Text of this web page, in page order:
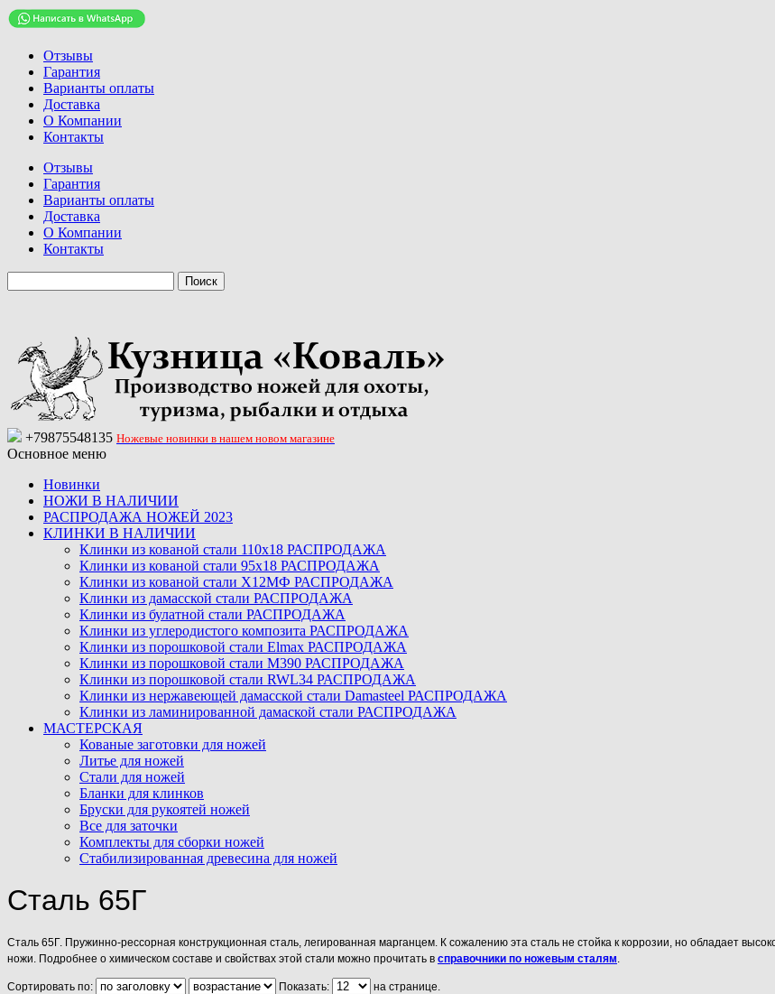
Отзывы
Гарантия
Варианты оплаты
Доставка
О Компании
Контакты
Отзывы
Гарантия
Варианты оплаты
Доставка
О Компании
Контакты
+79875548135 Ножевые новинки в нашем новом магазине
Основное меню
Новинки
НОЖИ В НАЛИЧИИ
РАСПРОДАЖА НОЖЕЙ 2023
КЛИНКИ В НАЛИЧИИ
Клинки из кованой стали 110х18 РАСПРОДАЖА
Клинки из кованой стали 95х18 РАСПРОДАЖА
Клинки из кованой стали Х12МФ РАСПРОДАЖА
Клинки из дамасской стали РАСПРОДАЖА
Клинки из булатной стали РАСПРОДАЖА
Клинки из углеродистого композита РАСПРОДАЖА
Клинки из порошковой стали Elmax РАСПРОДАЖА
Клинки из порошковой стали M390 РАСПРОДАЖА
Клинки из порошковой стали RWL34 РАСПРОДАЖА
Клинки из нержавеющей дамасской стали Damasteel РАСПРОДАЖА
Клинки из ламинированной дамаской стали РАСПРОДАЖА
МАСТЕРСКАЯ
Кованые заготовки для ножей
Литье для ножей
Стали для ножей
Бланки для клинков
Бруски для рукоятей ножей
Все для заточки
Комплекты для сборки ножей
Стабилизированная древесина для ножей
Сталь 65Г
Сталь 65Г. Пружинно-рессорная конструкционная сталь, легированная марганцем. К сожалению эта сталь не стойка к коррозии, но обладает
ножи. Подробнее о химическом составе и свойствах этой стали можно прочитать в справочники по ножевым сталям.
Сортировать по: Показать:
на странице.